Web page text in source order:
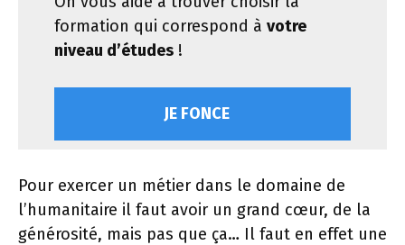
formation qui correspond à votre
niveau d’études !
JE FONCE
Pour exercer un métier dans le domaine de
l’humanitaire il faut avoir un grand cœur, de la
générosité, mais pas que ça… Il faut en effet une